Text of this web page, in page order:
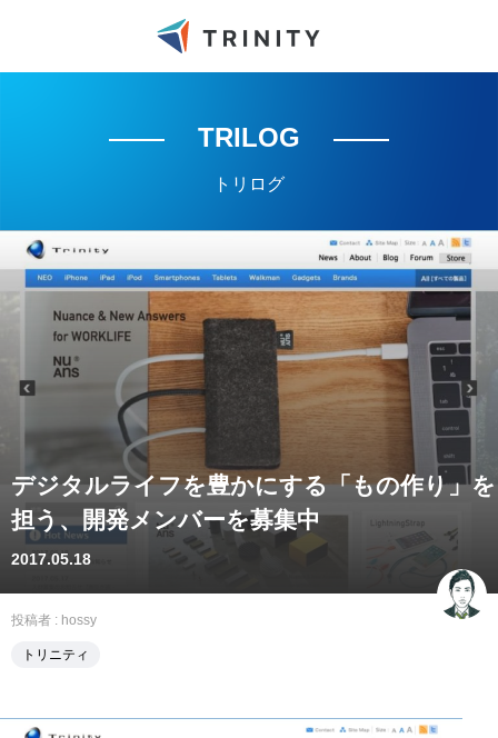
TRILOG
トリログ
デジタルライフを豊かにする「もの作り」を
担う、開発メンバーを募集中
2017.05.18
投稿者 : hossy
トリニティ